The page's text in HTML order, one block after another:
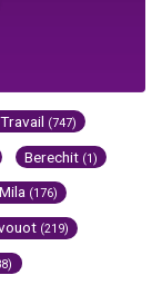
(747)
Berechit (1)
(176)
(219)